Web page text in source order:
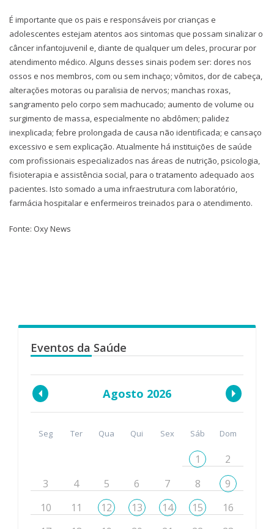
É importante que os pais e responsáveis por crianças e
adolescentes estejam atentos aos sintomas que possam sinalizar o
câncer infantojuvenil e, diante de qualquer um deles, procurar por
atendimento médico. Alguns desses sinais podem ser: dores nos
ossos e nos membros, com ou sem inchaço; vômitos, dor de cabeça,
alterações motoras ou paralisia de nervos; manchas roxas,
sangramento pelo corpo sem machucado; aumento de volume ou
surgimento de massa, especialmente no abdômen; palidez
inexplicada; febre prolongada de causa não identificada; e cansaço
excessivo e sem explicação. Atualmente há instituições de saúde
com profissionais especializados nas áreas de nutrição, psicologia,
fisioterapia e assistência social, para o tratamento adequado aos
pacientes. Isto somado a uma infraestrutura com laboratório,
farmácia hospitalar e enfermeiros treinados para o atendimento.
Fonte: Oxy News
Eventos da Saúde
Agosto 2026
Seg Ter Qua Qui Sex Sáb Dom
1
2
3
4 5 6 7 8
9
10
11 12 13 14 15
16